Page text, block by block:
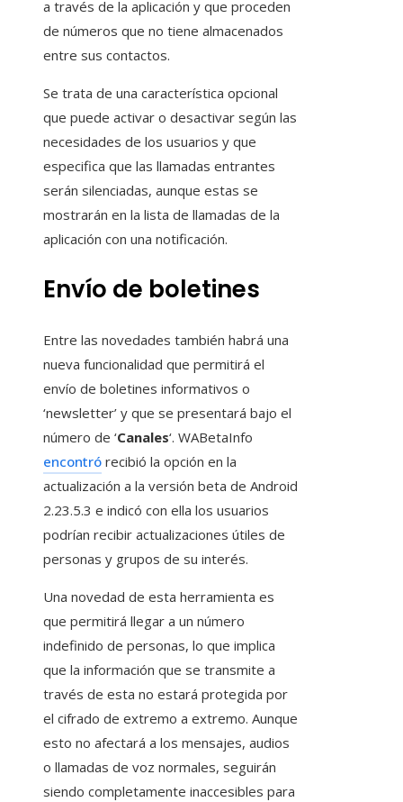
a través de la aplicación y que proceden
de números que no tiene almacenados
entre sus contactos.
Se trata de una característica opcional
que puede activar o desactivar según las
necesidades de los usuarios y que
especifica que las llamadas entrantes
serán silenciadas, aunque estas se
mostrarán en la lista de llamadas de la
aplicación con una notificación.
Envío de boletines
Entre las novedades también habrá una
nueva funcionalidad que permitirá el
envío de boletines informativos o
‘newsletter’ y que se presentará bajo el
número de ‘Canales‘. WABetaInfo
encontró recibió la opción en la
actualización a la versión beta de Android
2.23.5.3 e indicó con ella los usuarios
podrían recibir actualizaciones útiles de
personas y grupos de su interés.
Una novedad de esta herramienta es
que permitirá llegar a un número
indefinido de personas, lo que implica
que la información que se transmite a
través de esta no estará protegida por
el cifrado de extremo a extremo. Aunque
esto no afectará a los mensajes, audios
o llamadas de voz normales, seguirán
siendo completamente inaccesibles para